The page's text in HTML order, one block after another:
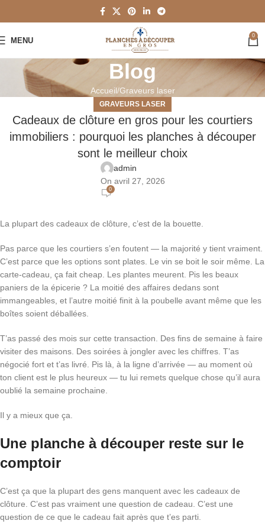
MENU
0
Blog
Accueil Graveurs laser
GRAVEURS LASER
Cadeaux de clôture en gros pour les courtiers
immobiliers : pourquoi les planches à découper
sont le meilleur choix
admin
On avril 27, 2026
0
La plupart des cadeaux de clôture, c’est de la bouette.
Pas parce que les courtiers s’en foutent — la majorité y tient vraiment.
C’est parce que les options sont plates. Le vin se boit le soir même. La
carte-cadeau, ça fait cheap. Les plantes meurent. Pis les beaux
paniers de la épicerie ? La moitié des affaires dedans sont
immangeables, et l’autre moitié finit à la poubelle avant même que les
boîtes soient déballées.
T’as passé des mois sur cette transaction. Des fins de semaine à faire
visiter des maisons. Des soirées à jongler avec les chiffres. T’as
négocié fort et t’as livré. Pis là, à la ligne d’arrivée — au moment où
ton client est le plus heureux — tu lui remets quelque chose qu’il aura
oublié la semaine prochaine.
Il y a mieux que ça.
Une planche à découper reste sur le
comptoir
C’est ça que la plupart des gens manquent avec les cadeaux de
clôture. C’est pas vraiment une question de cadeau. C’est une
question de ce que le cadeau fait après que t’es parti.